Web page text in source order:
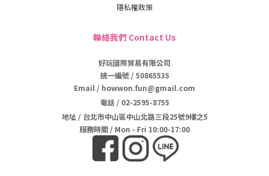
隱私權政策
聯絡我們 Contact Us
好玩國際貿易有限公司
統一編號 / 50865535
Email / howwon.fun@gmail.com
電話/ 02-2595-8755
地址/ 台北市中山區中山北路三段25號9樓之5
服務時間 / Mon - Fri 10:00-17:00